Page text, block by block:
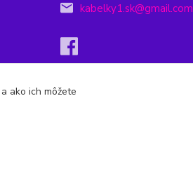
kabelky1.sk@gmail.com
ako ich môžete